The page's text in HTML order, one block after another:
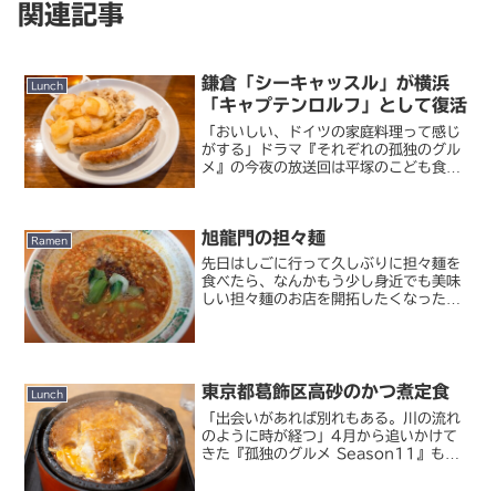
関連記事
Lunch
鎌倉「シーキャッスル」が横浜
「キャプテンロルフ」として復活
「おいしい、ドイツの家庭料理って感じ
がする」ドラマ『それぞれの孤独のグル
メ』の今夜の放送回は平塚のこども食堂
過去に登場したお店の話を...
Ramen 旭龍門の担々麺
先日はしごに行って久しぶりに担々麺を
食べたら、なんかもう少し身近でも美味
しい担々麺のお店を開拓したくなったの
Lunch 東京都葛飾区高砂のかつ煮定食
「出会いがあれば別れもある。川の流れ
のように時が経つ」4月から追いかけて
きた『孤独のグルメ Season11』もつ